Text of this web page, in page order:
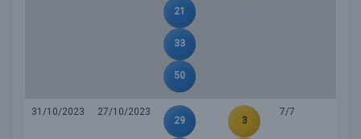
21
33
50
31/10/2023
27/10/2023
29
3
7/7